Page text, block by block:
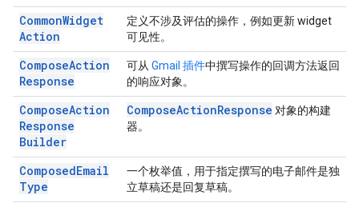
CommonWidget
Action
定义不涉及评估的操作，例如更新 widget
可见性。
ComposeAction
Response
可从 Gmail 插件中撰写操作的回调方法返回
的响应对象。
ComposeAction
Response
Builder
ComposeActionResponse 对象的构建
器。
ComposedEmail
Type
一个枚举值，用于指定撰写的电子邮件是独
立草稿还是回复草稿。